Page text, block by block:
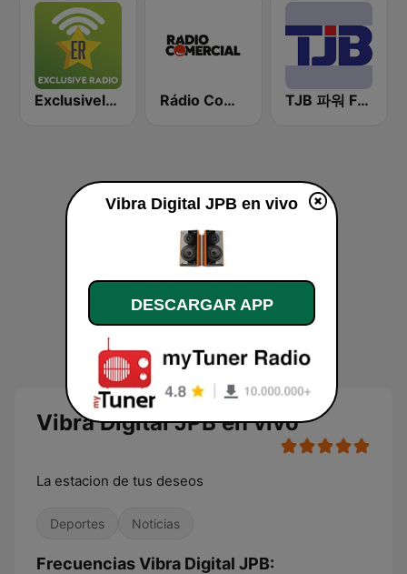
Exclusively Michael Jackson Rádio Comercial TJB 파워 FM (POWER FM)
Vibra Digital JPB en vivo
La estacion de tus deseos
Deportes Noticias
Frecuencias Vibra Digital JPB:
Vibra Digital JPB en vivo
DESCARGAR APP